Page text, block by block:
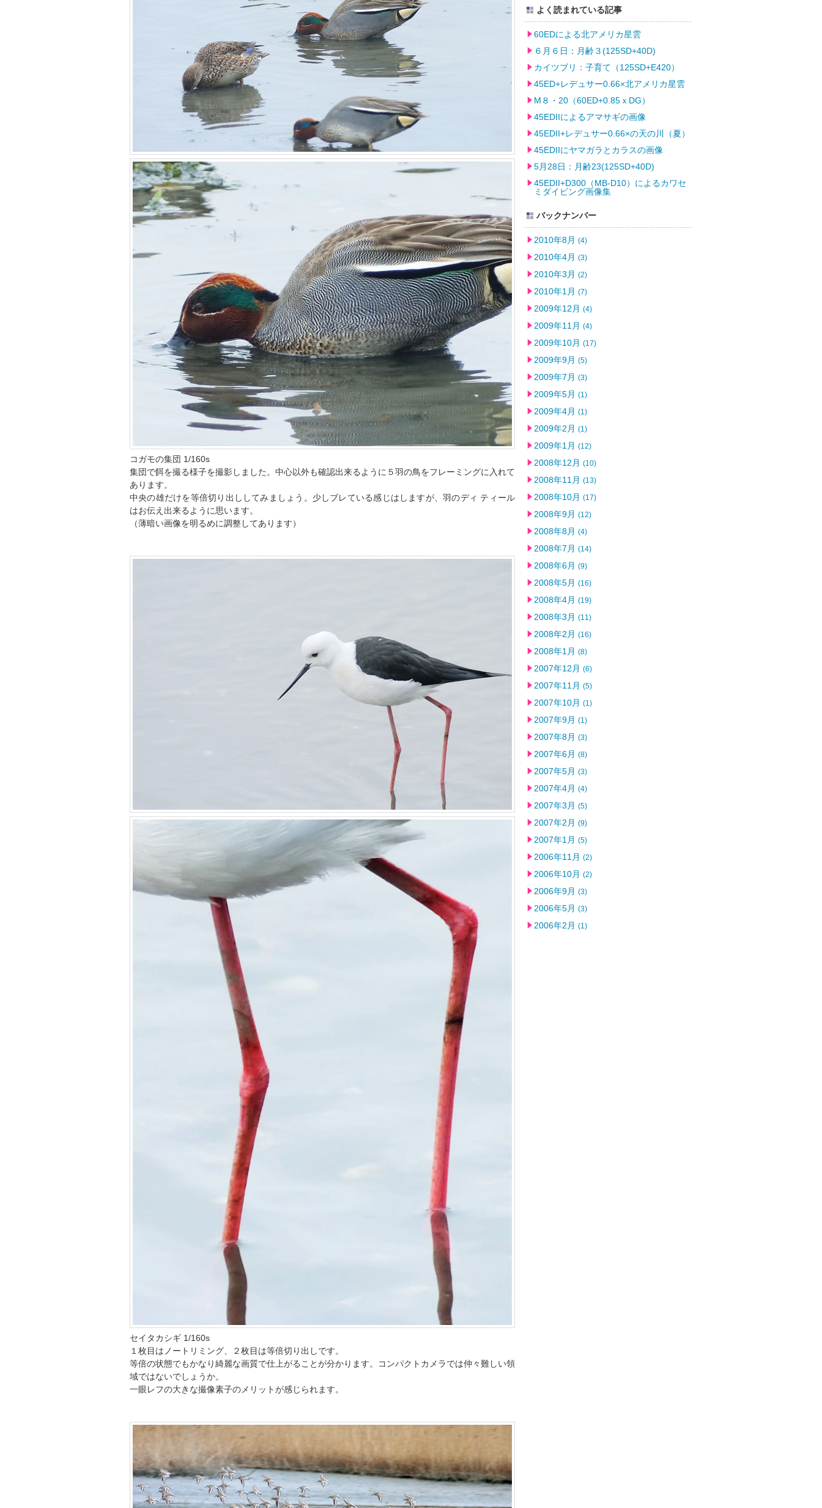
コガモの集団 1/160s
集団で餌を撮る様子を撮影しました。中心以外も確認出来るように５羽の鳥をフレーミングに入れて
あります。
中央の雄だけを等倍切り出ししてみましょう。少しブレている感じはしますが、羽のディ ティール
はお伝え出来るように思います。
（薄暗い画像を明るめに調整してあります）
セイタカシギ 1/160s
１枚目はノートリミング、２枚目は等倍切り出しです。
等倍の状態でもかなり綺麗な画質で仕上がることが分かります。コンパクトカメラでは仲々難しい領
域ではないでしょうか。
一眼レフの大きな撮像素子のメリットが感じられます。
よく読まれている記事
60EDによる北アメリカ星雲
６月６日：月齢３(125SD+40D)
カイツブリ：子育て（125SD+E420）
45ED+レデュサー0.66×北アメリカ星雲
M８・20（60ED+0.85ｘDG）
45EDIIによるアマサギの画像
45EDII+レデュサー0.66×の天の川（夏）
45EDIIにヤマガラとカラスの画像
5月28日：月齢23(125SD+40D)
45EDII+D300（MB-D10）によるカワセ
ミダイビング画像集
バックナンバー
2010年8月 (4)
2010年4月 (3)
2010年3月 (2)
2010年1月 (7)
2009年12月 (4)
2009年11月 (4)
2009年10月 (17)
2009年9月 (5)
2009年7月 (3)
2009年5月 (1)
2009年4月 (1)
2009年2月 (1)
2009年1月 (12)
2008年12月 (10)
2008年11月 (13)
2008年10月 (17)
2008年9月 (12)
2008年8月 (4)
2008年7月 (14)
2008年6月 (9)
2008年5月 (16)
2008年4月 (19)
2008年3月 (11)
2008年2月 (16)
2008年1月 (8)
2007年12月 (6)
2007年11月 (5)
2007年10月 (1)
2007年9月 (1)
2007年8月 (3)
2007年6月 (8)
2007年5月 (3)
2007年4月 (4)
2007年3月 (5)
2007年2月 (9)
2007年1月 (5)
2006年11月 (2)
2006年10月 (2)
2006年9月 (3)
2006年5月 (3)
2006年2月 (1)